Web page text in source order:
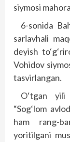
siymosi
6-sonida
sarlavhali
deyish
Vohidov
tasvirlangan.
O‘tgan yili
“Sog‘lom
ham rang-
yoritilgani